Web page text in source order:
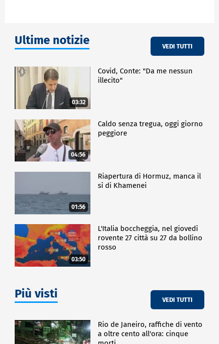
Ultime notizie VEDI TUTTI
03:32
Covid, Conte: "Da me nessun
illecito"
04:56
Caldo senza tregua, oggi giorno
peggiore
01:56
Riapertura di Hormuz, manca il
sì di Khamenei
03:50
L'Italia boccheggia, nel giovedì
rovente 27 città su 27 da bollino
rosso
Più visti VEDI TUTTI
Rio de Janeiro, raffiche di vento
a oltre cento all'ora: cinque